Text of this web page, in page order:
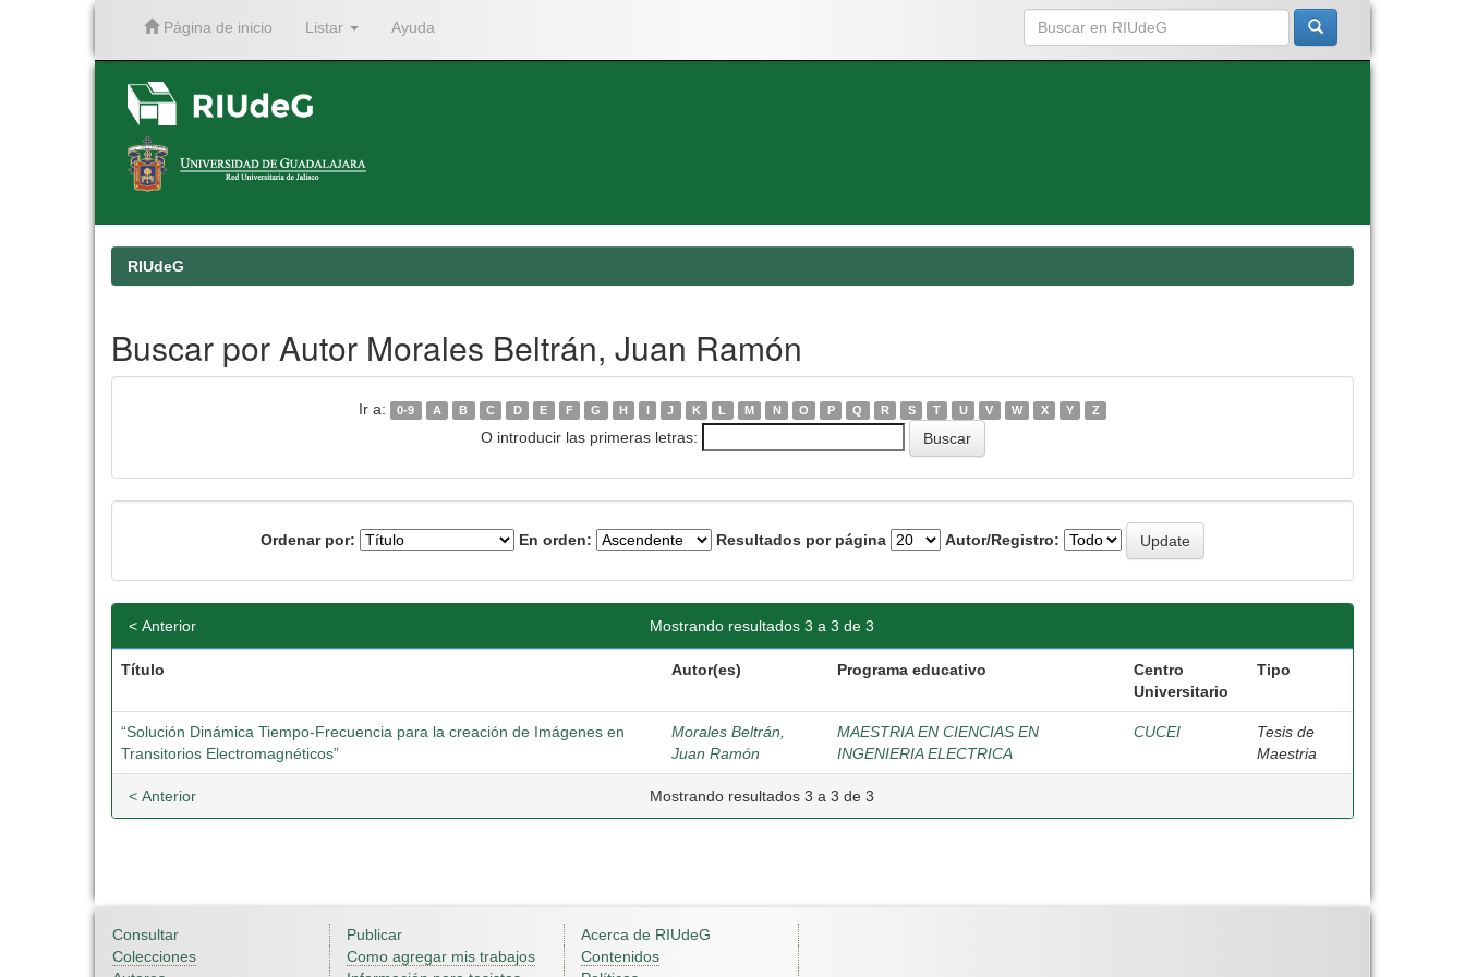
Página de inicio Listar Ayuda
RIUdeG
Buscar por Autor Morales Beltrán, Juan Ramón
Ir a: 0-9 A B C D E F G H I J K L M N O P Q R S T U V W X Y Z
O introducir las primeras letras:
Ordenar por: En orden: Resultados por página Autor/Registro:
Mostrando resultados 3 a 3 de 3
< Anterior
Título Autor(es) Programa educativo
Centro
Universitario
Tipo
“Solución Dinámica Tiempo-Frecuencia para la creación de Imágenes en
Transitorios Electromagnéticos”
Morales Beltrán,
Juan Ramón
MAESTRIA EN CIENCIAS EN
INGENIERIA ELECTRICA
CUCEI
Tesis de
Maestria
Mostrando resultados 3 a 3 de 3
< Anterior
Consultar
Colecciones
Publicar
Como agregar mis trabajos
Acerca de RIUdeG
Contenidos